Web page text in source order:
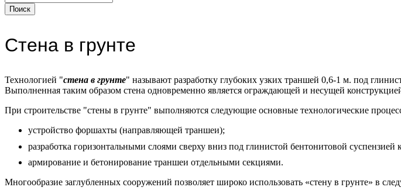
Стена в грунте
Технологией "стена в грунте" называют разработку глубоких узких траншей 0,6-1 м. под
Выполненная таким образом стена одновременно является ограждающей и несущей
При строительстве "стены в грунте" выполняются следующие основные технологические
устройство форшахты (направляющей траншеи);
разработка горизонтальными слоями сверху вниз под глинистой бентонитовой
армирование и бетонирование траншеи отдельными секциями.
Многообразие заглубленных сооружений позволяет широко использовать «стену в грунте» в